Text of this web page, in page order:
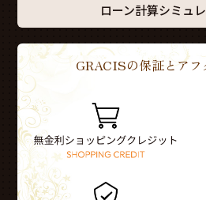
ローン計算シミュ
GRACISの保証とアフ